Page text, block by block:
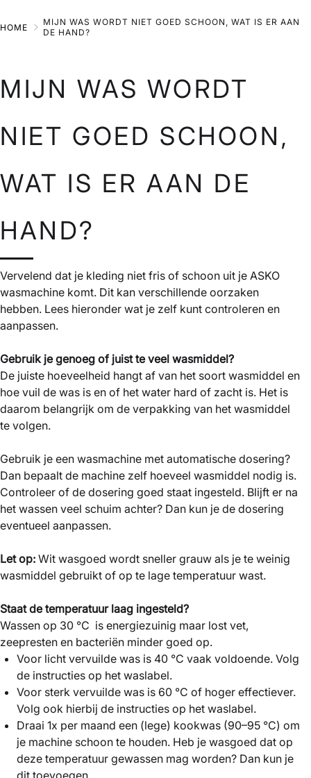
to
HOME
MIJN WAS WORDT NIET GOED SCHOON, WAT IS ER AAN
DE HAND?
MIJN WAS WORDT
NIET GOED SCHOON,
WAT IS ER AAN DE
HAND?
Vervelend dat je kleding niet fris of schoon uit je ASKO
wasmachine komt. Dit kan verschillende oorzaken
hebben. Lees hieronder wat je zelf kunt controleren en
aanpassen.
Gebruik je genoeg of juist te veel wasmiddel?
De juiste hoeveelheid hangt af van het soort wasmiddel en
hoe vuil de was is en of het water hard of zacht is. Het is
daarom belangrijk om de verpakking van het wasmiddel
te volgen.
Gebruik je een wasmachine met automatische dosering?
Dan bepaalt de machine zelf hoeveel wasmiddel nodig is.
Controleer of de dosering goed staat ingesteld. Blijft er na
het wassen veel schuim achter? Dan kun je de dosering
eventueel aanpassen.
Let op: Wit wasgoed wordt sneller grauw als je te weinig
wasmiddel gebruikt of op te lage temperatuur wast.
Staat de temperatuur laag ingesteld?
Wassen op 30 °C is energiezuinig maar lost vet,
zeepresten en bacteriën minder goed op.
Voor licht vervuilde was is 40 °C vaak voldoende. Volg
de instructies op het waslabel.
Voor sterk vervuilde was is 60 °C of hoger effectiever.
Volg ook hierbij de instructies op het waslabel.
Draai 1x per maand een (lege) kookwas (90–95 °C) om
je machine schoon te houden. Heb je wasgoed dat op
deze temperatuur gewassen mag worden? Dan kun je